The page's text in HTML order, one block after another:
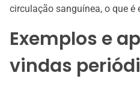
circulação sanguínea, o que é
Exemplos e
vindas